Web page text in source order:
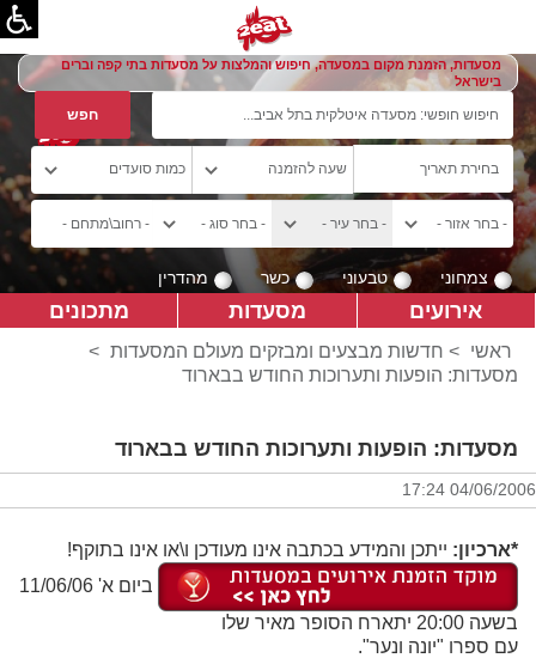
מסעדות, הזמנת מקום במסעדה, חיפוש והמלצות על מסעדות בתי קפה וברים
בישראל
צמחוני טבעוני כשר מהדרין
אירועים מסעדות מתכונים
ראשי > חדשות מבצעים ומבזקים מעולם המסעדות >
מסעדות: הופעות ותערוכות החודש בבארוד
מסעדות: הופעות ותערוכות החודש בבארוד
04/06/2006 17:24
*ארכיון: ייתכן והמידע בכתבה אינו מעודכן ו\או אינו בתוקף!
ביום א' 11/06/06
בשעה 20:00 יתארח הסופר מאיר שלו
עם ספרו "יונה ונער".